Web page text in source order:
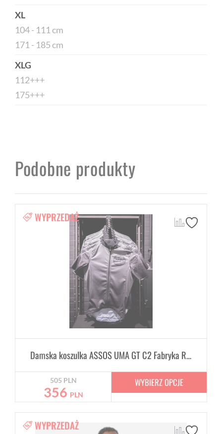
XL
104 - 111 cm
171 - 185 cm
XLG
112+++
175+++
Podobne produkty
WYPRZEDAŻ
Damska koszulka ASSOS UMA GT C2 Fabryka Rowerów
505 PLN
356 PLN
WYBIERZ OPCJE
WYPRZEDAŻ